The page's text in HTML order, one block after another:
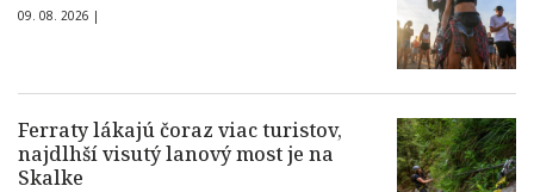
09. 08. 2026 |
Ferraty lákajú čoraz viac turistov,
najdlhší visutý lanový most je na
Skalke